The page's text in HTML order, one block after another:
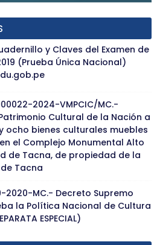
y Claves del Examen de
(Prueba Única Nacional)
2024-VMPCIC/MC.-
Cultural de la Nación a
ocho bienes culturales muebles
el Complejo Monumental Alto
de Tacna, de propiedad de la
Tacna
2020-MC.- Decreto Supremo
la Política Nacional de Cultura
ESPECIAL)